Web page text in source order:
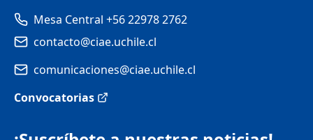
Mesa Central +56 22978 2762
contacto@ciae.uchile.cl
comunicaciones@ciae.uchile.cl
Convocatorias